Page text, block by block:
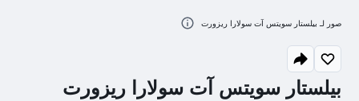
بيلستار سويتس آت سولارا ريزورت
صور لـ بيلستار سويتس آت سولارا ريزورت